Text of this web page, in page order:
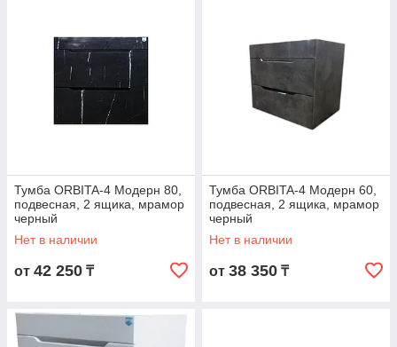
Тумба ORBITA-4 Модерн 80,
подвесная, 2 ящика, мрамор
черный
(MO8002BSMramCher)
Нет в наличии
от 42 250 ₸
Тумба ORBITA-4 Модерн 60,
подвесная, 2 ящика, мрамор
черный
(MO6002BSMramCher)
Нет в наличии
от 38 350 ₸